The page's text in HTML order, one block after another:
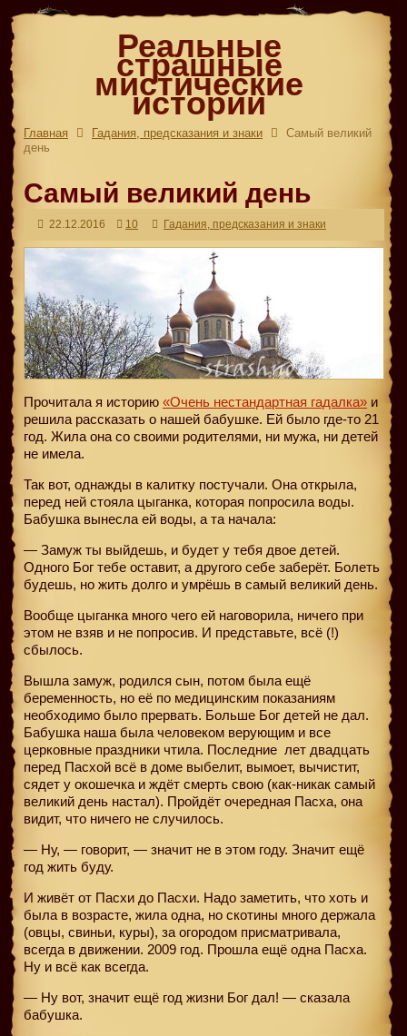
Реальные
страшные
мистические
истории
Главная Гадания, предсказания и знаки
Самый великий
день
Самый великий день
22.12.2016 10 Гадания, предсказания и знаки
Прочитала я историю «Очень нестандартная гадалка» и
решила рассказать о нашей бабушке. Ей было где-то 21
год. Жила она со своими родителями, ни мужа, ни детей
не имела.
Так вот, однажды в калитку постучали. Она открыла,
перед ней стояла цыганка, которая попросила воды.
Бабушка вынесла ей воды, а та начала:
— Замуж ты выйдешь, и будет у тебя двое детей.
Одного Бог тебе оставит, а другого себе заберёт. Болеть
будешь, но жить долго и умрёшь в самый великий день.
Вообще цыганка много чего ей наговорила, ничего при
этом не взяв и не попросив. И представьте, всё (!)
сбылось.
Вышла замуж, родился сын, потом была ещё
беременность, но её по медицинским показаниям
необходимо было прервать. Больше Бог детей не дал.
Бабушка наша была человеком верующим и все
церковные праздники чтила. Последние лет двадцать
перед Пасхой всё в доме выбелит, вымоет, вычистит,
сядет у окошечка и ждёт смерть свою (как-никак самый
великий день настал). Пройдёт очередная Пасха, она
видит, что ничего не случилось.
— Ну, — говорит, — значит не в этом году. Значит ещё
год жить буду.
И живёт от Пасхи до Пасхи. Надо заметить, что хоть и
была в возрасте, жила одна, но скотины много держала
(овцы, свиньи, куры), за огородом присматривала,
всегда в движении. 2009 год. Прошла ещё одна Пасха.
Ну и всё как всегда.
— Ну вот, значит ещё год жизни Бог дал! — сказала
бабушка.